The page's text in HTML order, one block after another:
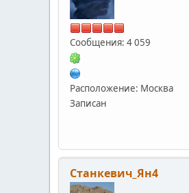
Сообщения: 4 059
Расположение: Москва
Записан
Станкевич_Ян4